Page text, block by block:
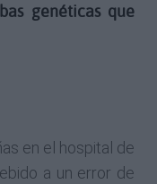
genéticas que
en el hospital de
a un error de